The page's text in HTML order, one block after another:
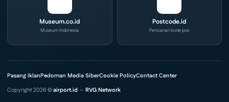
Museum.co.id
Museum Indonesia
Postcode.id
Pencarian kode pos
Pasang IklanPedoman Media SiberCookie PolicyContact Center
Copyright 2026 ©airport.id – RVG Network